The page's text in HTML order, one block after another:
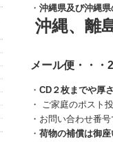
・ 沖縄県及び沖縄
沖縄、離
メール便・・・
・ CD２枚までや厚
・ ご家庭のポスト
・お問い合わせ番
・ 荷物の補償は御